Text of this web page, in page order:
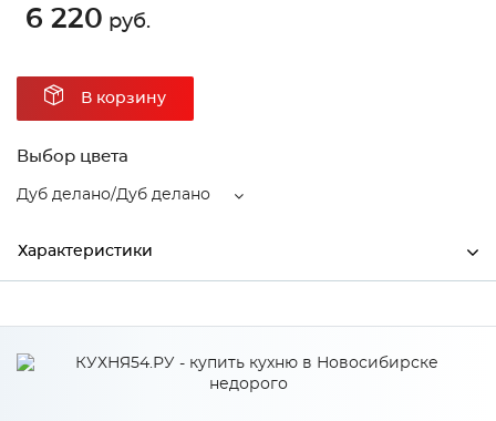
6 220 руб.
В корзину
Выбор цвета
Дуб делано/Дуб делано
Характеристики
Высота 1900